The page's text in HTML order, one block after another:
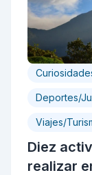
Deportes/
Viajes/
Diez
realizar